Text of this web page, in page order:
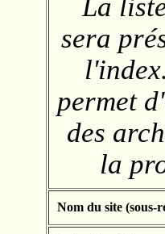
La
sera
permet
des
la
Nom du site (sous-